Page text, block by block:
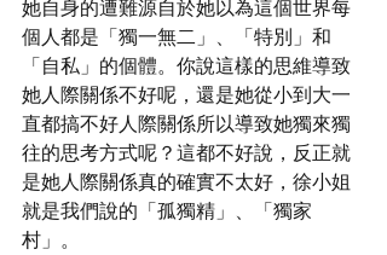
她自身的遭難源自於她以為這個世界每
個人都是「獨一無二」、「特別」和
「自私」的個體。你說這樣的思維導致
她人際關係不好呢，還是她從小到大一
直都搞不好人際關係所以導致她獨來獨
往的思考方式呢？這都不好說，反正就
是她人際關係真的確實不太好，徐小姐
就是我們說的「孤獨精」、「獨家
村」。